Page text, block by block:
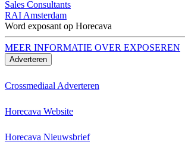
Sales Consultants
RAI Amsterdam
Word exposant op Horecava
MEER INFORMATIE OVER EXPOSEREN
Adverteren
Crossmediaal Adverteren
Horecava Website
Horecava Nieuwsbrief